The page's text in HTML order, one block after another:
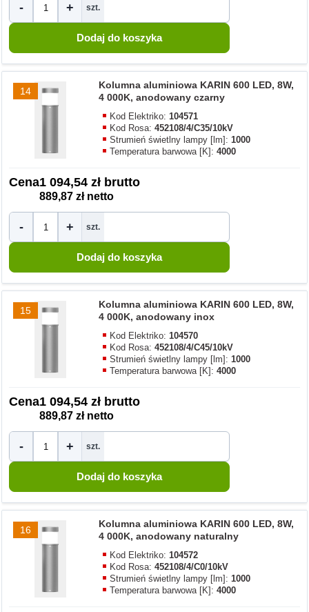
- + szt.
14
Kolumna aluminiowa KARIN 600 LED, 8W,
4 000K, anodowany czarny
Kod Elektriko:104571
Kod Rosa:452108/4/C35/10kV
Strumień świetlny lampy [lm]:1000
Temperatura barwowa [K]:4000
Cena1 094,54 zł brutto
889,87 zł netto
- + szt.
15
Kolumna aluminiowa KARIN 600 LED, 8W,
4 000K, anodowany inox
Kod Elektriko:104570
Kod Rosa:452108/4/C45/10kV
Strumień świetlny lampy [lm]:1000
Temperatura barwowa [K]:4000
Cena1 094,54 zł brutto
889,87 zł netto
- + szt.
16
Kolumna aluminiowa KARIN 600 LED, 8W,
4 000K, anodowany naturalny
Kod Elektriko:104572
Kod Rosa:452108/4/C0/10kV
Strumień świetlny lampy [lm]:1000
Temperatura barwowa [K]:4000